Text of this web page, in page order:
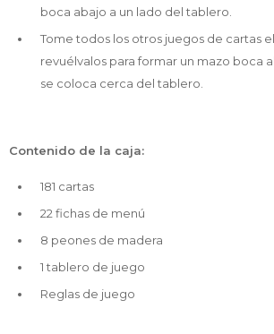
boca abajo a un lado del tablero.
Tome todos los otros juegos de cartas
revuélvalos para formar un mazo boca
se coloca cerca del tablero.
Contenido de la caja:
181 cartas
22 fichas de menú
8 peones de madera
1 tablero de juego
Reglas de juego